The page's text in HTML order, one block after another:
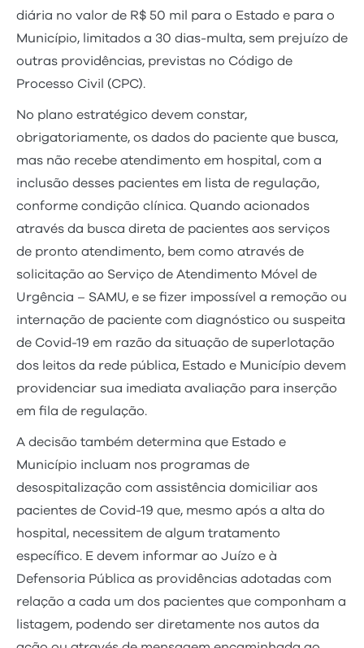
diária no valor de R$ 50 mil para o Estado e para o
Município, limitados a 30 dias-multa, sem prejuízo de
outras providências, previstas no Código de
Processo Civil (CPC).
No plano estratégico devem constar,
obrigatoriamente, os dados do paciente que busca,
mas não recebe atendimento em hospital, com a
inclusão desses pacientes em lista de regulação,
conforme condição clínica. Quando acionados
através da busca direta de pacientes aos serviços
de pronto atendimento, bem como através de
solicitação ao Serviço de Atendimento Móvel de
Urgência – SAMU, e se fizer impossível a remoção ou
internação de paciente com diagnóstico ou suspeita
de Covid-19 em razão da situação de superlotação
dos leitos da rede pública, Estado e Município devem
providenciar sua imediata avaliação para inserção
em fila de regulação.
A decisão também determina que Estado e
Município incluam nos programas de
desospitalização com assistência domiciliar aos
pacientes de Covid-19 que, mesmo após a alta do
hospital, necessitem de algum tratamento
específico. E devem informar ao Juízo e à
Defensoria Pública as providências adotadas com
relação a cada um dos pacientes que componham a
listagem, podendo ser diretamente nos autos da